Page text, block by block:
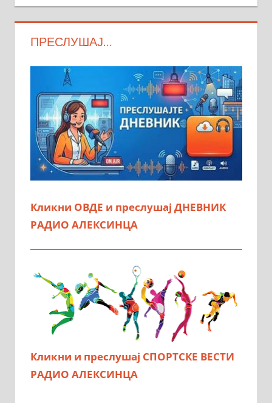
ПРЕСЛУШАЈ…
Кликни ОВДЕ и преслушај ДНЕВНИК
РАДИО АЛЕКСИНЦА
Кликни и преслушај СПОРТСКЕ ВЕСТИ
РАДИО АЛЕКСИНЦА